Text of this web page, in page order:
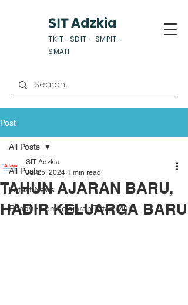
SITAdzkia
TKIT -SDIT - SMPIT -
SMAIT
Post
All Posts
Latest News
Ready - Pembelajaran Tatap Muka
All Posts
TAHUN AJARAN BARU,
HADIR KELUARGA BARU
SIT Adzkia
Jul 25, 2024 1 min read